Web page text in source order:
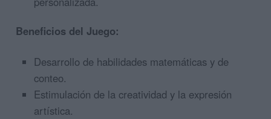
Beneficios del Juego:
Desarrollo de habilidades matemáticas y de
conteo.
Estimulación de la creatividad y la expresión
artística.